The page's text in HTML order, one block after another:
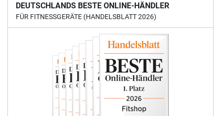
DEUTSCHLANDS BESTE ONLINE-HÄNDLER
FÜR FITNESSGERÄTE (HANDELSBLATT 2026)